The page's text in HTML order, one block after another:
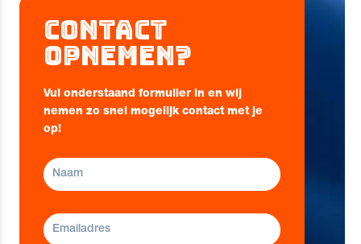
Contact
opnemen?
Vul onderstaand formulier in en wij
nemen zo snel mogelijk contact met je
op!